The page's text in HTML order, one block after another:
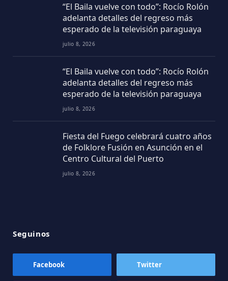
“El Baila vuelve con todo”: Rocío Rolón
adelanta detalles del regreso más
esperado de la televisión paraguaya
julio 8, 2026
“El Baila vuelve con todo”: Rocío Rolón
adelanta detalles del regreso más
esperado de la televisión paraguaya
julio 8, 2026
Fiesta del Fuego celebrará cuatro años
de Folklore Fusión en Asunción en el
Centro Cultural del Puerto
julio 8, 2026
Seguinos
Facebook Twitter